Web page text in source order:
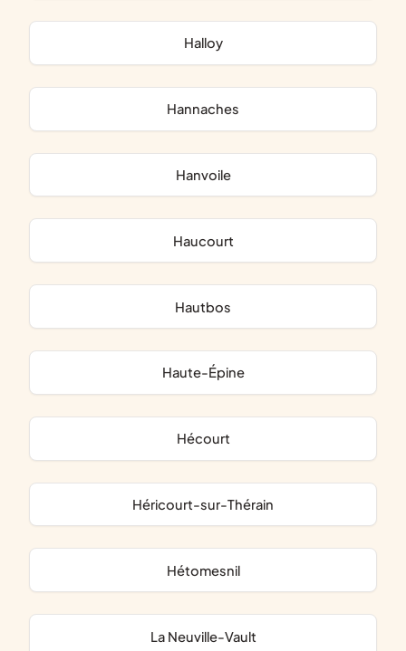
Halloy
Hannaches
Hanvoile
Haucourt
Hautbos
Haute-Épine
Hécourt
Héricourt-sur-Thérain
Hétomesnil
La Neuville-Vault